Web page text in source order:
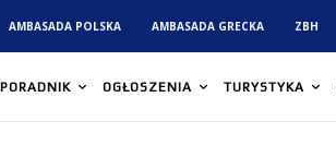
AMBASADA POLSKA AMBASADA GRECKA ZBH
PORADNIK OGŁOSZENIA TURYSTYKA